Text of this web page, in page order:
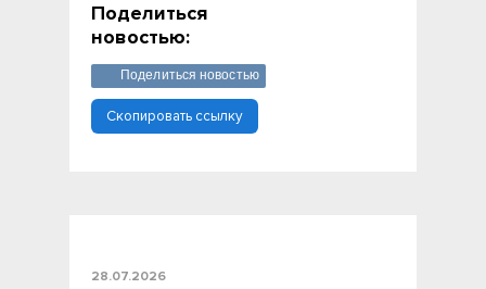
28.07.2026
Поделиться
новостью:
Поделиться новостью
Скопировать ссылку